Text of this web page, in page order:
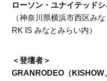
ローソン・ユナイテッド
（神奈川県横浜市西区み
RK IS みなとみらい内）
＜登壇者＞
GRANRODEO（KISHOW